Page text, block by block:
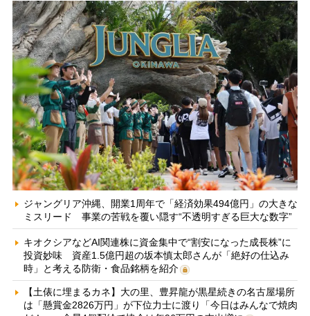
ジャングリア沖縄、開業1周年で「経済効果494億円」の大きな
ミスリード 事業の苦戦を覆い隠す“不透明すぎる巨大な数字”
キオクシアなどAI関連株に資金集中で“割安になった成長株”に
投資妙味 資産1.5億円超の坂本慎太郎さんが「絶好の仕込み
時」と考える防衛・食品銘柄を紹介
【土俵に埋まるカネ】大の里、豊昇龍が黒星続きの名古屋場所
は「懸賞金2826万円」が下位力士に渡り「今日はみんなで焼肉